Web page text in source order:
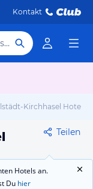
Kontakt
Hotel, Reiseziel
Kirchhasel Hotels
Teilen
Hotels an.
Du hier